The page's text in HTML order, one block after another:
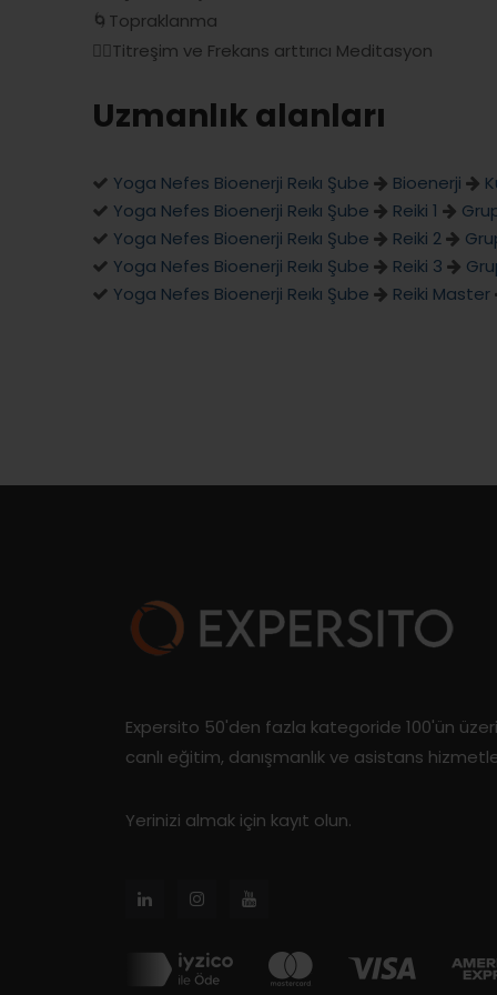
🌀Topraklanma
✋🏻Titreşim ve Frekans arttırıcı Meditasyon
Uzmanlık alanları
Yoga Nefes Bioenerji Reıkı Şube Bioenerji
Yoga Nefes Bioenerji Reıkı Şube
Reiki 1
Yoga Nefes Bioenerji Reıkı Şube
Reiki 2
Yoga Nefes Bioenerji Reıkı Şube
Reiki 3
Yoga Nefes Bioenerji Reıkı Şube
Reiki Master
Expersito 50'den fazla kategoride 100'ün
canlı eğitim, danışmanlık ve asistans
Yerinizi almak için kayıt olun.